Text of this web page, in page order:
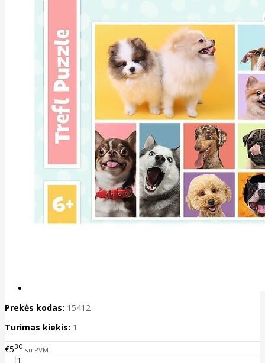
Prekės kodas: 15412
Turimas kiekis: 1
€530 su PVM